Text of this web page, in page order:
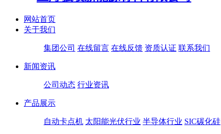
网站首页
关于我们
集团公司 在线留言 在线反馈 资质认证 联系我们
新闻资讯
公司动态 行业资讯
产品展示
自动卡点机 太阳能光伏行业 半导体行业 SIC碳化硅